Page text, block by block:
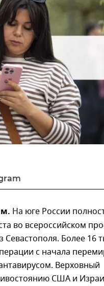
На юге России
во всероссийском
Более 16
с начала
Верховный
США и